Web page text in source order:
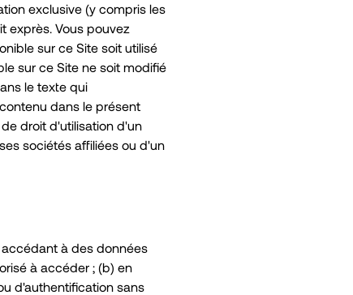
exclusive (y compris les
exprès. Vous pouvez
sur ce Site soit utilisé
sur ce Site ne soit modifié
le texte qui
dans le présent
droit d'utilisation d'un
sociétés affiliées ou d'un
à des données
à accéder ; (b) en
d'authentification sans